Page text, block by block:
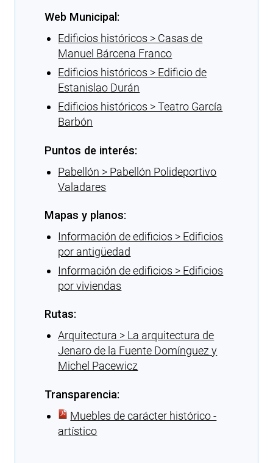
Web Municipal:
Edificios históricos > Casas de
Manuel Bárcena Franco
Edificios históricos > Edificio de
Estanislao Durán
Edificios históricos > Teatro García
Barbón
Puntos de interés:
Pabellón > Pabellón Polideportivo
Valadares
Mapas y planos:
Información de edificios > Edificios
por antigüedad
Información de edificios > Edificios
por viviendas
Rutas:
Arquitectura > La arquitectura de
Jenaro de la Fuente Domínguez y
Michel Pacewicz
Transparencia:
Muebles de carácter histórico -
artístico